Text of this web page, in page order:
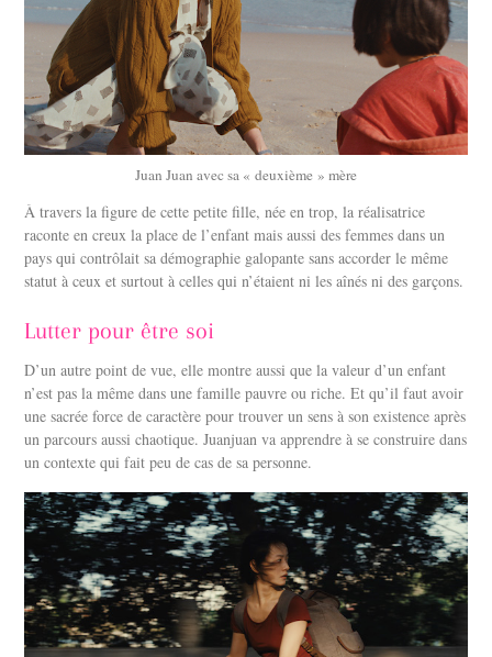
Juan Juan avec sa « deuxième » mère
À travers la figure de cette petite fille, née en trop, la réalisatrice
raconte en creux la place de l’enfant mais aussi des femmes dans un
pays qui contrôlait sa démographie galopante sans accorder le même
statut à ceux et surtout à celles qui n’étaient ni les aînés ni des garçons.
Lutter pour être soi
D’un autre point de vue, elle montre aussi que la valeur d’un enfant
n’est pas la même dans une famille pauvre ou riche. Et qu’il faut avoir
une sacrée force de caractère pour trouver un sens à son existence après
un parcours aussi chaotique. Juanjuan va apprendre à se construire dans
un contexte qui fait peu de cas de sa personne.